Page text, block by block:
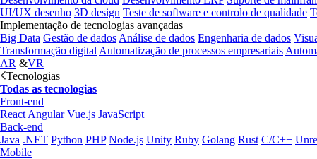
UI/UX desenho 3D design Teste de software e controlo de qualidade
Implementação de tecnologias avançadas
Big Data Gestão de dados Análise de dados Engenharia de dados
Transformação digital Automatização de processos empresariais
AR &VR
Tecnologias
Todas as tecnologias
Front-end
React Angular Vue.js JavaScript
Back-end
Java .NET Python PHP Node.js Unity Ruby Golang Rust C/C++
Mobile